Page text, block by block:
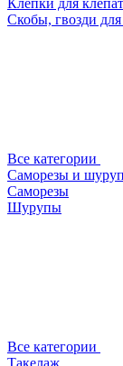
Клепки для
Скобы, гвозди для
Все категории
Саморезы и
Саморезы
Шурупы
Все категории
Такелаж